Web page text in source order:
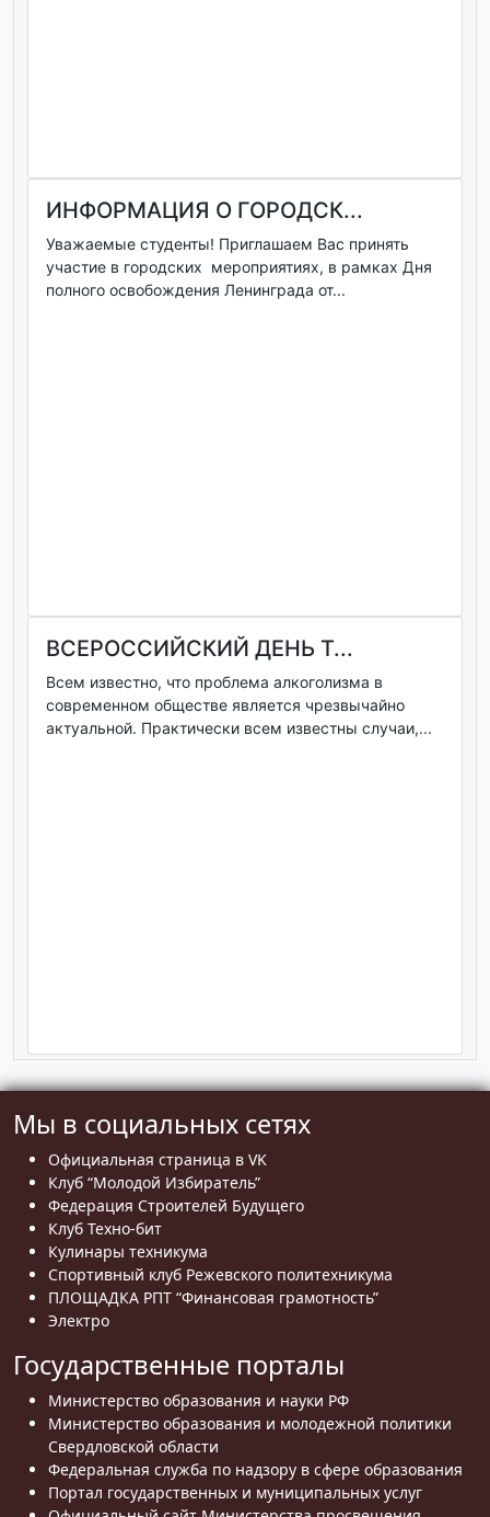
ИНФОРМАЦИЯ О ГОРОДСК...
Уважаемые студенты! Приглашаем Вас принять
участие в городских мероприятиях, в рамках Дня
полного освобождения Ленинграда от...
ВСЕРОССИЙСКИЙ ДЕНЬ Т...
Всем известно, что проблема алкоголизма в
современном обществе является чрезвычайно
актуальной. Практически всем известны случаи,...
Мы в социальных сетях
Официальная страница в VK
Клуб “Молодой Избиратель”
Федерация Строителей Будущего
Клуб Техно-бит
Кулинары техникума
Спортивный клуб Режевского политехникума
ПЛОЩАДКА РПТ “Финансовая грамотность”
Электро
Государственные порталы
Министерство образования и науки РФ
Министерство образования и молодежной политики
Свердловской области
Федеральная служба по надзору в сфере образования
Портал государственных и муниципальных услуг